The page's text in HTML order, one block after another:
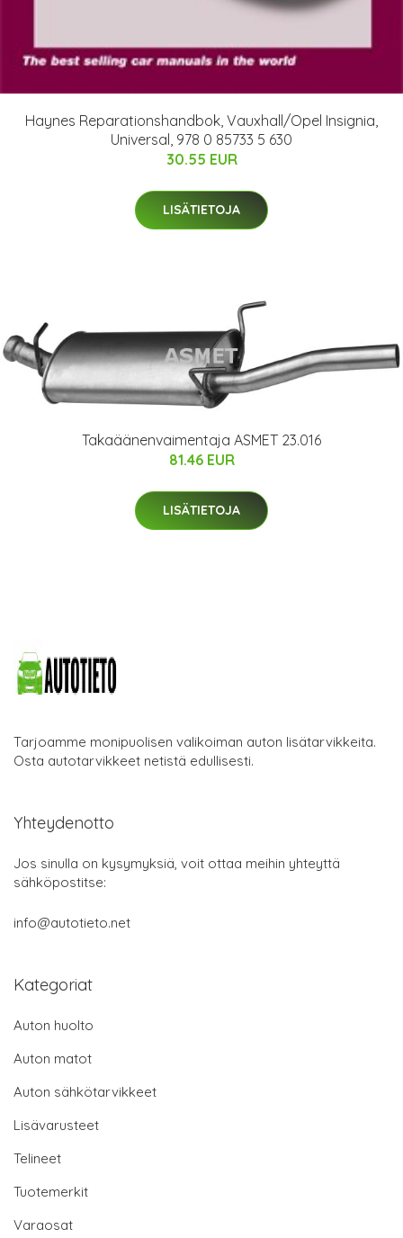
Haynes Reparationshandbok, Vauxhall/Opel Insignia,
Universal, 978 0 85733 5 630
30.55 EUR
LISÄTIETOJA
Takaäänenvaimentaja ASMET 23.016
81.46 EUR
LISÄTIETOJA
Tarjoamme monipuolisen valikoiman auton lisätarvikkeita.
Osta autotarvikkeet netistä edullisesti.
Yhteydenotto
Jos sinulla on kysymyksiä, voit ottaa meihin yhteyttä
sähköpostitse:
info@autotieto.net
Kategoriat
Auton huolto
Auton matot
Auton sähkötarvikkeet
Lisävarusteet
Telineet
Tuotemerkit
Varaosat